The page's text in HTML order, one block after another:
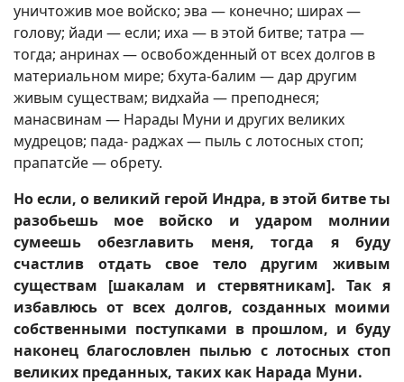
уничтожив мое войско; эва — конечно; ширах —
голову; йади — если; иха — в этой битве; татра —
тогда; анринах — освобожденный от всех долгов в
материальном мире; бхута-балим — дар другим
живым существам; видхайа — преподнеся;
манасвинам — Нарады Муни и других великих
мудрецов; пада- раджах — пыль с лотосных стоп;
прапатсйе — обрету.
Но если, о великий герой Индра, в этой битве ты
разобьешь мое войско и ударом молнии
сумеешь обезглавить меня, тогда я буду
счастлив отдать свое тело другим живым
существам [шакалам и стервятникам]. Так я
избавлюсь от всех долгов, созданных моими
собственными поступками в прошлом, и буду
наконец благословлен пылью с лотосных стоп
великих преданных, таких как Нарада Муни.